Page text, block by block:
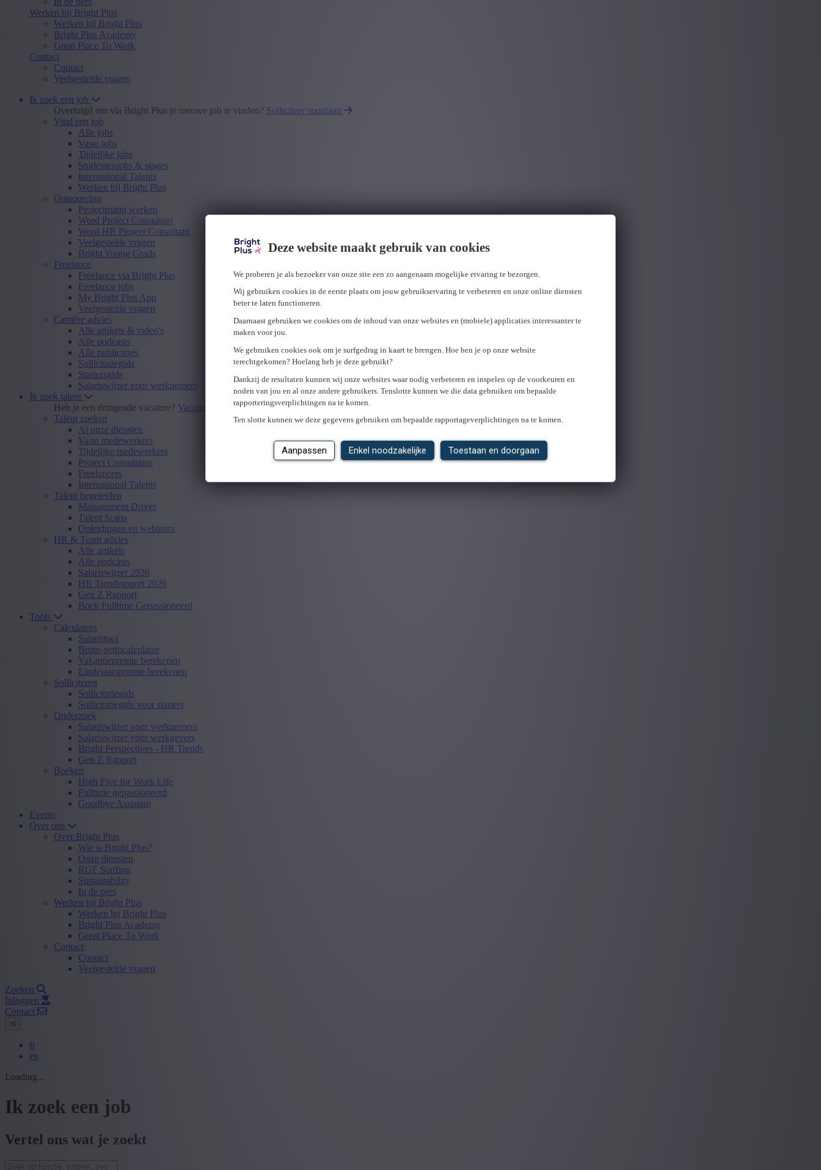
Deze website maakt gebruik van cookies
We proberen je als bezoeker van onze site een zo aangenaam mogelijke ervaring te bezorgen.
Wij gebruiken cookies in de eerste plaats om jouw gebruikservaring te verbeteren en onze online diensten
beter te laten functioneren.
Daarnaast gebruiken we cookies om de inhoud van onze websites en (mobiele) applicaties interessanter te
maken voor jou.
We gebruiken cookies ook om je surfgedrag in kaart te brengen. Hoe ben je op onze website
terechtgekomen? Hoelang heb je deze gebruikt?
Dankzij de resultaten kunnen wij onze websites waar nodig verbeteren en inspelen op de voorkeuren en
noden van jou en al onze andere gebruikers. Tenslotte kunnen we die data gebruiken om bepaalde
rapporteringsverplichtingen na te komen.
Ten slotte kunnen we deze gegevens gebruiken om bepaalde rapportageverplichtingen na te komen.
Aanpassen Enkel noodzakelijke Toestaan en doorgaan
Werken bij Bright Plus
Werken bij Bright Plus
Bright Plus Academy
Great Place To Work
Contact
Contact
Veelgestelde vragen
Ik zoek een job
Overtuigd om via Bright Plus je nieuwe job te vinden? Solliciteer spontaan
Vind een job
Alle jobs
Vaste jobs
Tijdelijke jobs
Studentenjobs & stages
International Talents
Werken bij Bright Plus
Outsourcing
Projectmatig werken
Word Project Consultant
Word HR Project Consultant
Veelgestelde vragen
Bright Young Grads
Freelance
Freelance via Bright Plus
Freelance jobs
My Bright Plus App
Veelgestelde vragen
Carrière advies
Alle artikels & video's
Alle podcasts
Alle publicaties
Sollicitatiegids
Startersgids
Salariswijzer voor werknemers
Ik zoek talent
Heb je een dringende vacature? Vacature insturen
Talent zoeken
Al onze diensten
Vaste medewerkers
Tijdelijke medewerkers
Project Consultants
Freelancers
International Talents
Talent begeleiden
Management Drives
Talent Scans
Opleidingen en webinars
HR & Team advies
Alle artikels
Alle podcasts
Salariswijzer 2026
HR Trendrapport 2026
Gen Z Rapport
Boek Fulltime Gepassioneerd
Tools
Calculators
Salaristool
Bruto-nettocalculator
Vakantiepremie berekenen
Eindejaarspremie berekenen
Solliciteren
Sollicitatiegids
Sollicitatiegids voor starters
Onderzoek
Salariswijzer voor werknemers
Salariswijzer voor werkgevers
Bright Perspectives - HR Trends
Gen Z Rapport
Boeken
High Five for Work Life
Fulltime gepassioneerd
Goodbye Assistant
Events
Over ons
Over Bright Plus
Wie is Bright Plus?
Onze diensten
RGF Staffing
Sustainability
In de pers
Werken bij Bright Plus
Werken bij Bright Plus
Bright Plus Academy
Great Place To Work
Contact
Contact
Veelgestelde vragen
Zoeken
Inloggen
Contact
nl
fr
en
Loading...
Ik zoek een job
Vertel ons wat je zoekt